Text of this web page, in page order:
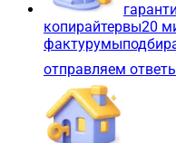
копирайтервы20
фактурумы
отправляем